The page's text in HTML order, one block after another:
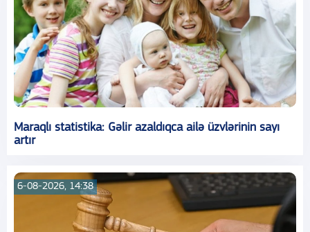
Maraqlı statistika: Gəlir azaldıqca ailə üzvlərinin sayı
artır
6-08-2026, 14:38